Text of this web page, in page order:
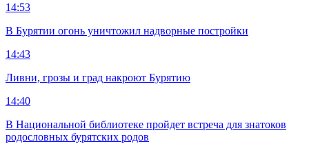
14:53
В Бурятии огонь уничтожил надворные постройки
14:43
Ливни, грозы и град накроют Бурятию
14:40
В Национальной библиотеке пройдет встреча для знатоков
родословных бурятских родов